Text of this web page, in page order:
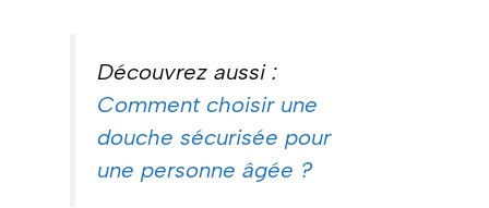
Découvrez aussi :
Comment choisir une
douche sécurisée pour
une personne âgée ?